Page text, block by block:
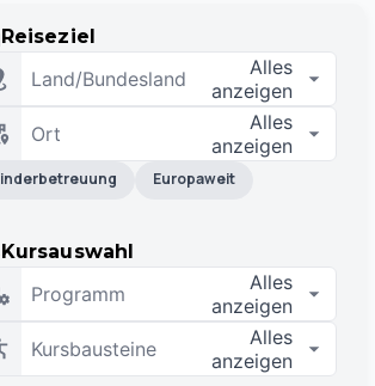
Reiseziel
Land/Bundesland
Alles
anzeigen
Ort
Alles
anzeigen
Europaweit
Kursauswahl
Programm
Alles
anzeigen
Kursbausteine
Alles
anzeigen